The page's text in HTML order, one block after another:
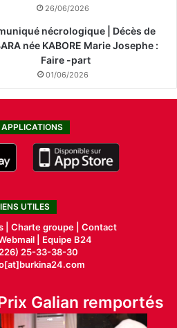
26/06/2026
nécrologique | Décès de
née KABORE Marie Josephe :
Faire -part
01/06/2026
UTILES
| Charte groupe | Contact
|
Equipe B24
25-33-38-30
Galian remportés